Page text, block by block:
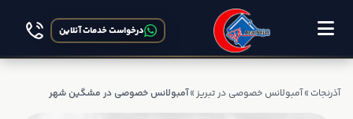
درخواست خدمات آنلاین
آذرنجات »آمبولانس خصوصی در تبریز»آمبولانس خصوصی در مشگین شهر